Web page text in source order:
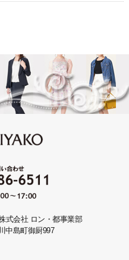
式会社 ロン・都事業部
中島町御厨997